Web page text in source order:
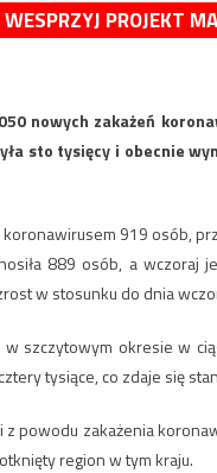
PROJEKT
nowych zakażeń
sto tysięcy i obecnie
919 osób,
889 osób, a wczoraj
w stosunku do dnia
szczytowym okresie w
tysiące, co zdaje się
powodu zakażenia
region w tym kraju.